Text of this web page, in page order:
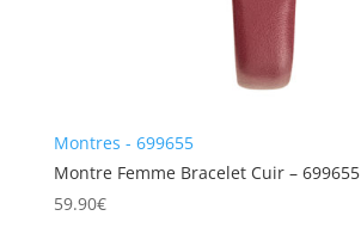
Montres - 699655
Montre Femme Bracelet Cuir – 699655
59.90€